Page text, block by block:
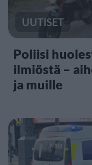
UUTISET
Poliisi
ilmiöstä –
ja muille